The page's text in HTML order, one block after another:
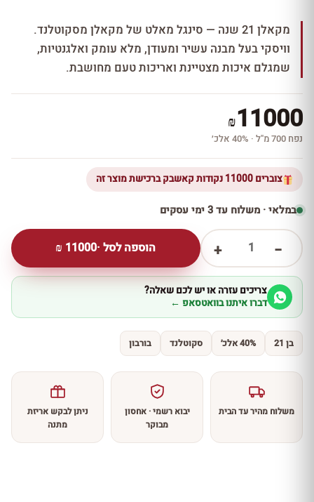
מקאלן 21 שנה — סינגל מאלט של מקאלן מסקוטלנד.
וויסקי בעל מבנה עשיר ומעודן, מלא עומק ואלגנטיות,
שמגלם איכות מצטיינת ואריכות טעם מחושבת.
₪11000
נפח 700 מ''ל · 40% אלכ׳
צוברים 11000 נקודות קאשבק ברכישת מוצר זה
במלאי · משלוח עד 3 ימי עסקים
−
1
+ הוספה לסל ·11000
₪
צריכים עזרה או יש לכם שאלה?
דברו איתנו בוואטסאפ ←
בן 21 40% אלכ׳ סקוטלנד בורבון
משלוח מהיר עד הבית
יבוא רשמי · אחסון
מבוקר
ניתן לבקש אריזת
מתנה